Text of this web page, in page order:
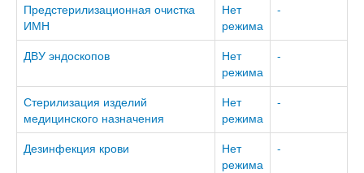
Предстерилизационная очистка
ИМН
Нет
режима
-
ДВУ эндоскопов
Нет
режима
-
Стерилизация изделий
медицинского назначения
Нет
режима
-
Дезинфекция крови
Нет
режима
-